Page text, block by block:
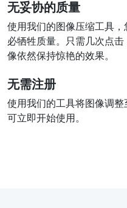
无妥协的质量
使用我们的图像压缩工具
必牺牲质量。只需几次点
像依然保持惊艳的效果。
无需注册
使用我们的工具将图像调
可立即开始使用。